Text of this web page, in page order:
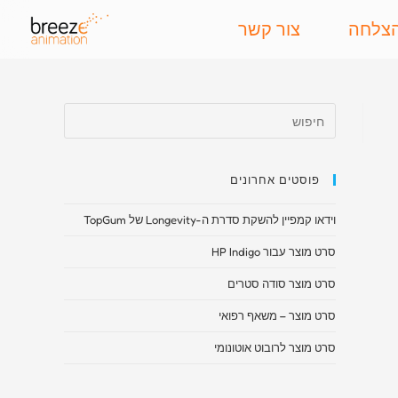
צור קשר
פוסטים אחרונים
וידאו קמפיין להשקת סדרת ה-Longevity של TopGum
סרט מוצר עבור HP Indigo
סרט מוצר סודה סטרים
סרט מוצר – משאף רפואי​
סרט מוצר לרובוט אוטונומי